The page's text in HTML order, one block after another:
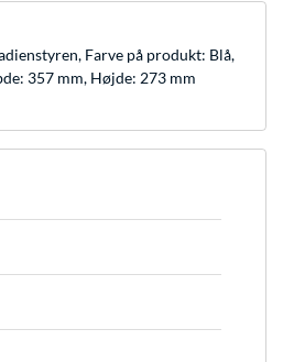
Farve på produkt: Blå,
357 mm, Højde: 273 mm